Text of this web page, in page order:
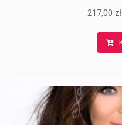
217,00zł